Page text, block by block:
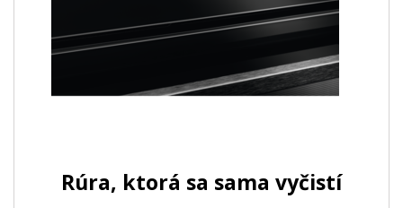
Rúra, ktorá sa sama vyčistí